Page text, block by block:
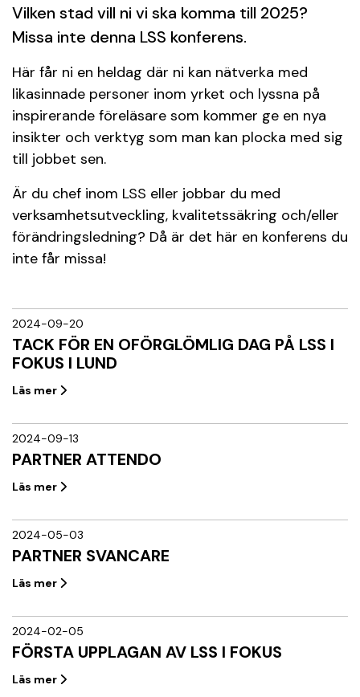
Vilken stad vill ni vi ska komma till 2025?
Missa inte denna LSS konferens.
Här får ni en heldag där ni kan nätverka med
likasinnade personer inom yrket och lyssna på
inspirerande föreläsare som kommer ge en nya
insikter och verktyg som man kan plocka med sig
till jobbet sen.
Är du chef inom LSS eller jobbar du med
verksamhetsutveckling, kvalitetssäkring och/eller
förändringsledning? Då är det här en konferens du
inte får missa!
2024-09-20
TACK FÖR EN OFÖRGLÖMLIG DAG PÅ LSS I
FOKUS I LUND
Läs mer
2024-09-13
PARTNER ATTENDO
Läs mer
2024-05-03
PARTNER SVANCARE
Läs mer
2024-02-05
FÖRSTA UPPLAGAN AV LSS I FOKUS
Läs mer